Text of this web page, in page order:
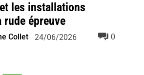
les installations
épreuve
Collet 24/06/2026
0